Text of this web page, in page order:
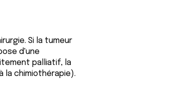
Si la tumeur
d'une
palliatif, la
la chimiothérapie).